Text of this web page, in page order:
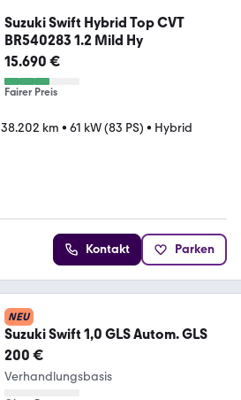
Suzuki Swift Hybrid Top CVT
BR540283 1.2 Mild Hy
15.690 €
Fairer Preis
38.202 km • 61 kW (83 PS) • Hybrid
Kontakt Parken
NEU
Suzuki Swift 1,0 GLS Autom. GLS
200 €
Verhandlungsbasis